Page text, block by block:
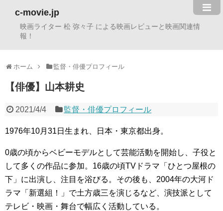
c-movie.jp
映画ライター 松 弥々子 による映画レビューと映画関連情
報！
ホーム 監督・俳優プロフィール
【俳優】山本耕史
2021/4/4 監督・俳優プロフィール
1976年10月31日生まれ、日本・東京都出身。
0歳の頃からベビーモデルとして芸能活動を開始し、子役と
して多くの作品に参加。16歳の頃TVドラマ「ひとつ屋根の
下」に出演し、注目を浴びる。その後も、2004年の大河ド
ラマ「新選組！」で土方歳三を演じるなど、演技派として
テレビ・映画・舞台で幅広く活動している。